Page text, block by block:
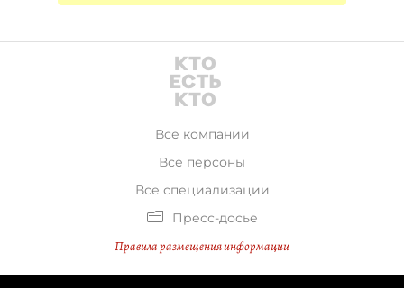
Все компании
Все персоны
Все специализации
Пресс-досье
Правила размещения информации